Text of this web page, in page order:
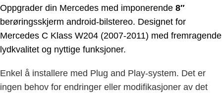
Oppgrader din Mercedes med imponerende 8″
berøringsskjerm android-bilstereo. Designet for
Mercedes C Klass W204 (2007-2011) med fremragende
lydkvalitet og nyttige funksjoner.
Enkel å installere med Plug and Play-system. Det er
ingen behov for endringer eller modifikasjoner av det